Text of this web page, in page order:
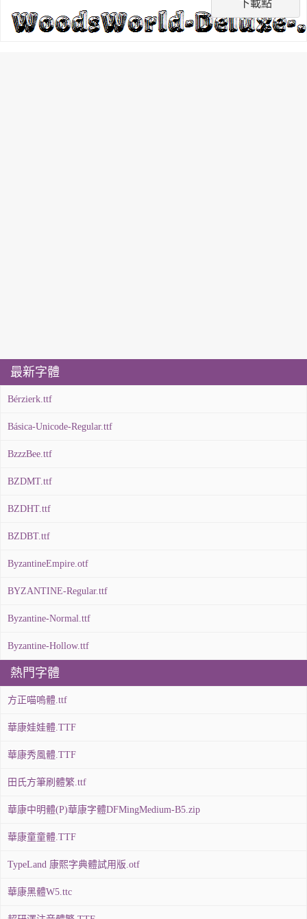
下載點
最新字體
Bérzierk.ttf
Básica-Unicode-Regular.ttf
BzzzBee.ttf
BZDMT.ttf
BZDHT.ttf
BZDBT.ttf
ByzantineEmpire.otf
BYZANTINE-Regular.ttf
Byzantine-Normal.ttf
Byzantine-Hollow.ttf
熱門字體
方正喵嗚體.ttf
華康娃娃體.TTF
華康秀風體.TTF
田氏方筆刷體繁.ttf
華康中明體(P)華康字體DFMingMedium-B5.zip
華康童童體.TTF
TypeLand 康熙字典體試用版.otf
華康黑體W5.ttc